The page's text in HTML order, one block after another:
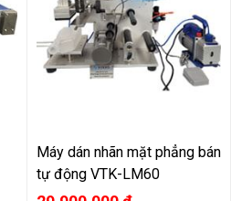
Máy dán nhãn mặt phẳng bán
tự động VTK-LM60